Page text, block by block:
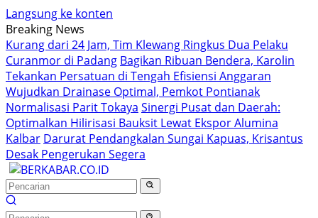
Langsung ke konten
Breaking News
Kurang dari 24 Jam, Tim Klewang Ringkus Dua Pelaku
Curanmor di Padang Bagikan Ribuan Bendera, Karolin
Tekankan Persatuan di Tengah Efisiensi Anggaran
Wujudkan Drainase Optimal, Pemkot Pontianak
Normalisasi Parit Tokaya Sinergi Pusat dan Daerah:
Optimalkan Hilirisasi Bauksit Lewat Ekspor Alumina
Kalbar Darurat Pendangkalan Sungai Kapuas, Krisantus
Desak Pengerukan Segera